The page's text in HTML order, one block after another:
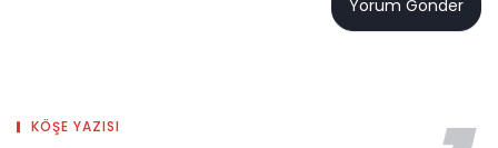
KÖŞE YAZISI